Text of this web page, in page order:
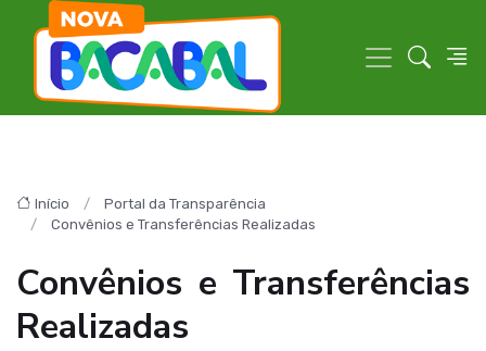
Início
Portal da Transparência
Convênios e Transferências Realizadas
Convênios e Transferências
Realizadas